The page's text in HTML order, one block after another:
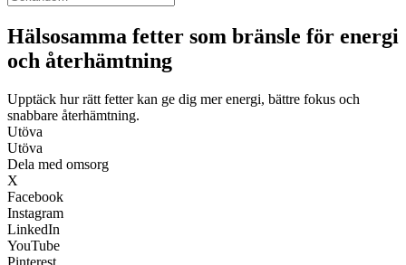
Hälsosamma fetter som bränsle för energi
och återhämtning
Upptäck hur rätt fetter kan ge dig mer energi, bättre fokus och
snabbare återhämtning.
Utöva
Utöva
Dela med omsorg
X
Facebook
Instagram
LinkedIn
YouTube
Pinterest